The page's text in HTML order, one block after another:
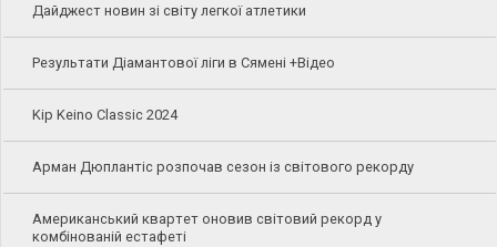
Дайджест новин зі світу легкої атлетики
Результати Діамантової ліги в Сямені +Відео
Kip Keino Classic 2024
Арман Дюплантіс розпочав сезон із світового рекорду
Американський квартет оновив світовий рекорд у
комбінованій естафеті